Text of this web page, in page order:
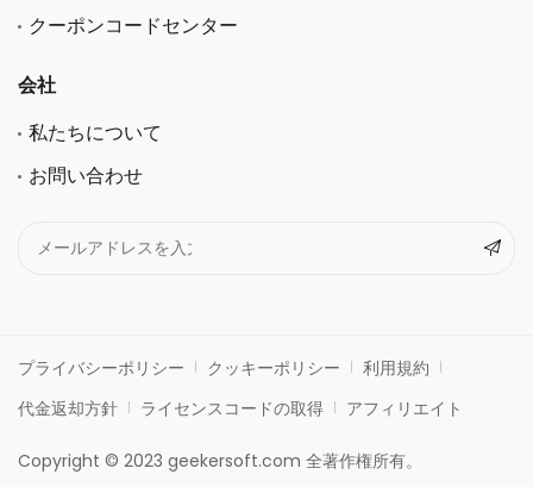
クーポンコードセンター
会社
私たちについて
お問い合わせ
プライバシーポリシー クッキーポリシー
利用規約
代金返却方針
ライセンスコードの取得 アフィリエイト
Copyright © 2023 geekersoft.com 全著作権所有。